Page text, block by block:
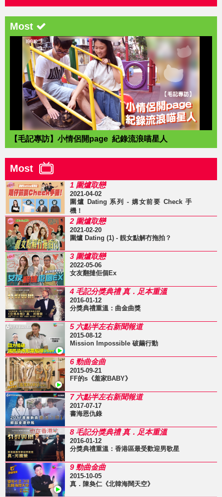
Most
【毛記專訪】小情侶開page 紀錄流浪喵星人
Most
1 圍爐取戀
2021-04-02
圍爐 Dating 系列 - 媾女前要 Check 手
機！
2 圍爐取戀
2021-02-20
圍爐 Dating (1) - 靚女點解冇拖拍？
3 圍爐取戀
2022-05-06
女友翻撻佢個Ex
4 毛記分獎典禮 真．足本重溫
2016-01-12
分獎典禮重溫：曲金曲獎
5 六點半左右新聞報道
2015-08-12
Mission Impossible 破繭行動
6 勁曲金曲
2015-09-21
FF的s《羞家BABY》
7 六點半左右新聞報道
2017-07-17
書海恩仇錄
8 毛記分獎典禮 真．足本重溫
2016-01-12
分獎典禮重溫：香港區最受歡迎男歌星
9 勁曲金曲
2015-10-05
真．陳奐仁《北韓海闊天空》